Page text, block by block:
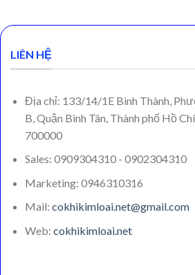
LIÊN HỆ
Địa chỉ: 133/14/1E Bình Thành,
B, Quận Bình Tân, Thành phố Hồ
700000
Sales: 0909304310 - 0902304310
Marketing: 0946310316
Mail: cokhikimloai.net@gmail.com
Web: cokhikimloai.net